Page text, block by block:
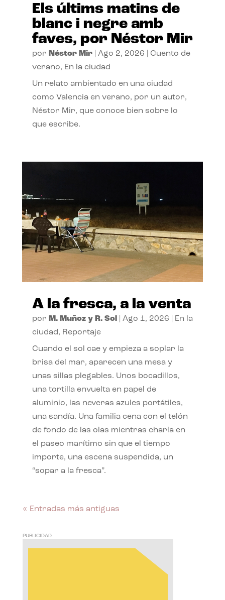
Els últims matins de
blanc i negre amb
faves, por Néstor Mir
por Néstor Mir| Ago 2, 2026
Cuento de
verano, En la ciudad
Un relato ambientado en una ciudad
como Valencia en verano, por un autor,
Néstor Mir, que conoce bien sobre lo
que escribe.
A la fresca, a la venta
por M. Muñoz y R. Sol Ago 1, 2026
En la
ciudad, Reportaje
Cuando el sol cae y empieza a soplar la
brisa del mar, aparecen una mesa y
unas sillas plegables. Unos bocadillos,
una tortilla envuelta en papel de
aluminio, las neveras azules portátiles,
una sandía. Una familia cena con el telón
de fondo de las olas mientras charla en
el paseo marítimo sin que el tiempo
importe, una escena suspendida, un
“sopar a la fresca”.
« Entradas más antiguas
PUBLICIDAD